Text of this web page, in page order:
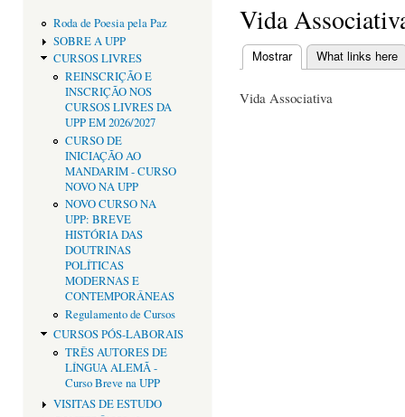
Roda de Poesia pela Paz
SOBRE A UPP
CURSOS LIVRES
REINSCRIÇÃO E
INSCRIÇÃO NOS
CURSOS LIVRES DA
UPP EM 2026/2027
CURSO DE
INICIAÇÃO AO
MANDARIM - CURSO
NOVO NA UPP
NOVO CURSO NA
UPP: BREVE
HISTÓRIA DAS
DOUTRINAS
POLÍTICAS
MODERNAS E
CONTEMPORÂNEAS
Regulamento de Cursos
CURSOS PÓS-LABORAIS
TRÊS AUTORES DE
LÍNGUA ALEMÃ -
Curso Breve na UPP
VISITAS DE ESTUDO
Vida
Separadores
Mostrar(separador ativo)
What links here
Vida Associativa